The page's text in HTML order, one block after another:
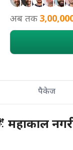
अब तक
पैकेज
महाकाल